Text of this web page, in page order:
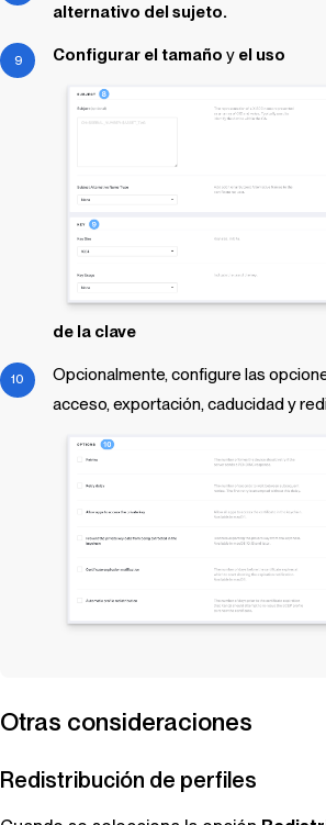
alternativo del sujeto.
Configurar el tamaño y el uso
de la clave
Opcionalmente, configure las
acceso, exportación, caducidad y
Otras consideraciones
Redistribución de perfiles